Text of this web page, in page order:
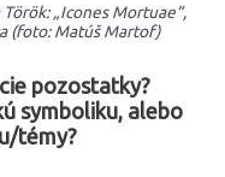
„Icones Mortuae“,
(foto: Matúš Martof)
pozostatky?
symboliku, alebo
témy?